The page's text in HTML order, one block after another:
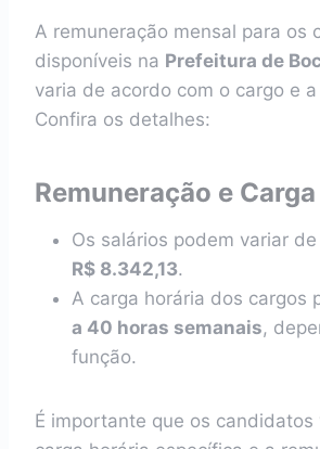
A remuneração mensal para os
disponíveis na Prefeitura de
varia de acordo com o cargo e
Confira os detalhes:
Remuneração e
Os salários podem variar de
R$ 8.342,13.
A carga horária dos cargos
a 40 horas semanais,
função.
É importante que os candidatos